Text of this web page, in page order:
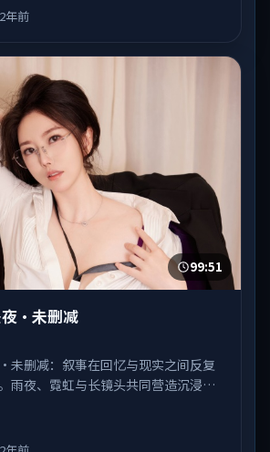
2年前
99:51
夜·未删减
未删减：叙事在回忆与现实之间反复
雨夜、霓虹与长镜头共同营造沉浸氛
，佟丽娅、马丽、瑛太等主演，韩国